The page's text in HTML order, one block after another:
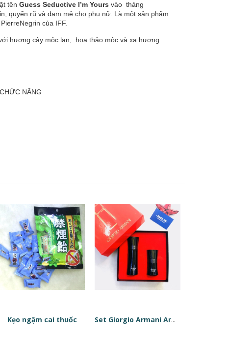
tên Guess Seductive I’m Yours vào tháng
quyến rũ và đam mê cho phụ nữ. Là một sản phẩm
của IFF.
hương cây mộc lan, hoa thảo mộc và xạ hương.
NĂNG
Kẹo ngậm cai thuốc Set Giorgio Armani Armani Code